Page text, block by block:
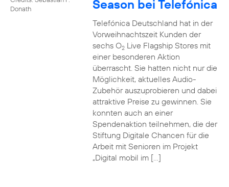
Donath
Season bei Telefónica
Telefónica Deutschland hat in der
Vorweihnachtszeit Kunden der
sechs O2Live Flagship Stores mit
einer besonderen Aktion
überrascht. Sie hatten nicht nur die
Möglichkeit, aktuelles Audio-
Zubehör auszuprobieren und dabei
attraktive Preise zu gewinnen. Sie
konnten auch an einer
Spendenaktion teilnehmen, die der
Stiftung Digitale Chancen für die
Arbeit mit Senioren im Projekt
„Digital mobil im […]